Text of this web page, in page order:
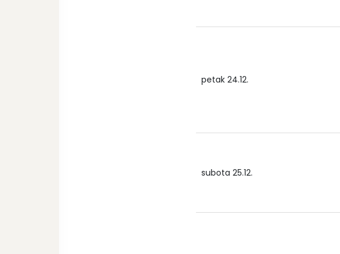
petak 24.12.
subota 25.12.